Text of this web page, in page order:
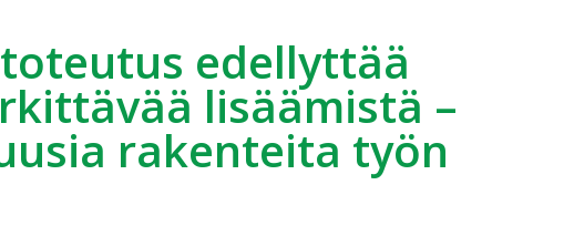
edellyttää
lisäämistä –
rakenteita työn